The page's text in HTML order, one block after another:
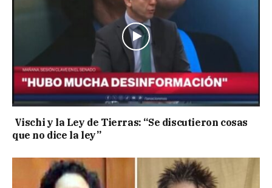
Vischi y la Ley de Tierras: “Se discutieron cosas
que no dice la ley”